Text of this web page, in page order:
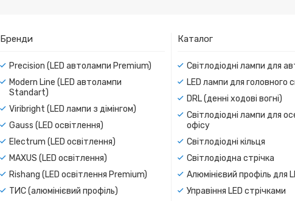
Бренди
Precision (LED автолампи Premium)
Modern Line (LED автолампи
Standart)
Viribright (LED лампи з дімінгом)
Gauss (LED освітлення)
Electrum (LED освітлення)
MAXUS (LED освітлення)
Rishang (LED освітлення Premium)
ТИС (алюмінієвий профіль)
Каталог
Світлодіодні лампи для
LED лампи для головного
DRL (денні ходові вогні)
Світлодіодні лампи для
офісу
Світлодіодні кільця
Світлодіодна стрічка
Алюмінієвий профіль для
Управіння LED стрічками